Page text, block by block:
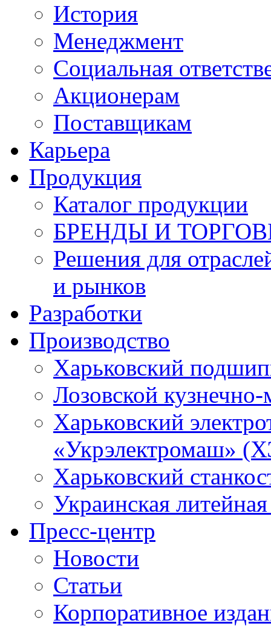
История
Менеджмент
Социальная
Акционерам
Поставщикам
Карьера
Продукция
Каталог продукции
БРЕНДЫ И
Решения для
и рынков
Разработки
Производство
Харьковский
Лозовской
Харьковский
«Укрэлектромаш»
Харьковский
Украинская
Пресс-центр
Новости
Статьи
Корпоративное